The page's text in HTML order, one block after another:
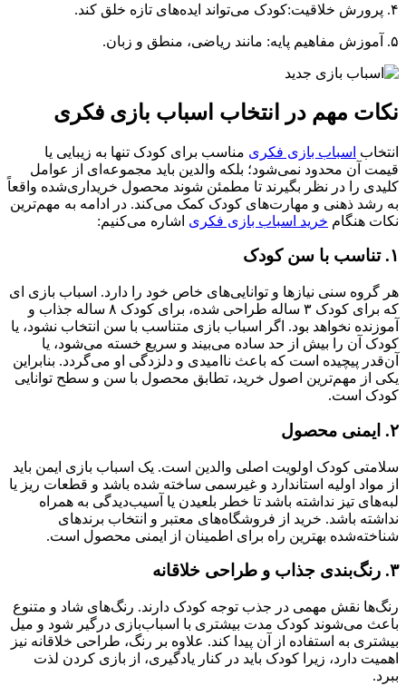
۴. پرورش خلاقیت:کودک می‌تواند ایده‌های تازه خلق کند.
۵. آموزش مفاهیم پایه: مانند ریاضی، منطق و زبان.
نکات مهم در انتخاب اسباب بازی فکری
انتخاب اسباب بازی فکری مناسب برای کودک تنها به زیبایی یا
قیمت آن محدود نمی‌شود؛ بلکه والدین باید مجموعه‌ای از عوامل
کلیدی را در نظر بگیرند تا مطمئن شوند محصول خریداری‌شده واقعاً
به رشد ذهنی و مهارت‌های کودک کمک می‌کند. در ادامه به مهم‌ترین
نکات هنگام خرید اسباب‌ بازی فکری اشاره می‌کنیم:
۱. تناسب با سن کودک
هر گروه سنی نیازها و توانایی‌های خاص خود را دارد. اسباب‌ بازی‌ ای
که برای کودک ۳ ساله طراحی شده، برای کودک ۸ ساله جذاب و
آموزنده نخواهد بود. اگر اسباب‌ بازی متناسب با سن انتخاب نشود، یا
کودک آن را بیش از حد ساده می‌بیند و سریع خسته می‌شود، یا
آن‌قدر پیچیده است که باعث ناامیدی و دلزدگی او می‌گردد. بنابراین
یکی از مهم‌ترین اصول خرید، تطابق محصول با سن و سطح توانایی
کودک است.
۲. ایمنی محصول
سلامتی کودک اولویت اصلی والدین است. یک اسباب بازی ایمن باید
از مواد اولیه استاندارد و غیرسمی ساخته شده باشد و قطعات ریز یا
لبه‌های تیز نداشته باشد تا خطر بلعیدن یا آسیب‌دیدگی به همراه
نداشته باشد. خرید از فروشگاه‌های معتبر و انتخاب برندهای
شناخته‌شده بهترین راه برای اطمینان از ایمنی محصول است.
۳. رنگ‌بندی جذاب و طراحی خلاقانه
رنگ‌ها نقش مهمی در جذب توجه کودک دارند. رنگ‌های شاد و متنوع
باعث می‌شوند کودک مدت بیشتری با اسباب‌بازی درگیر شود و میل
بیشتری به استفاده از آن پیدا کند. علاوه بر رنگ، طراحی خلاقانه نیز
اهمیت دارد، زیرا کودک باید در کنار یادگیری، از بازی کردن لذت
ببرد.